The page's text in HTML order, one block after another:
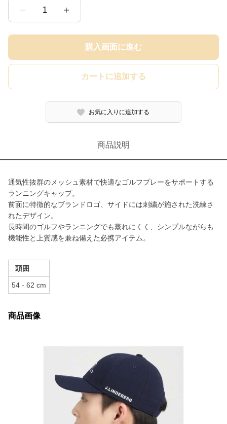
1
購入画面に進む
カートに追加する
お気に入りに追加する
商品説明
通気性抜群のメッシュ素材で快適なゴルフプレーをサポートする
ランニングキャップ。
前面に特徴的なブランドロゴ、サイドには刺繍が施された洗練さ
れたデザイン。
長時間のゴルフやランニングでも蒸れにくく、シンプルながらも
機能性と上質感を兼ね備えた必携アイテム。
頭囲
54 - 62 cm
商品画像